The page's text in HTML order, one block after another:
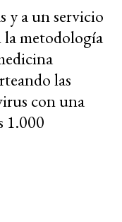
y a un servicio
metodología
las
con una
1.000